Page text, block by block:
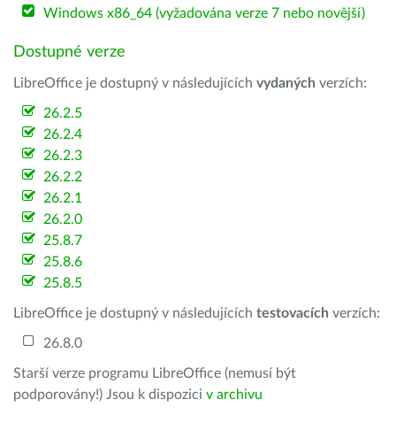
Windows x86_64 (vyžadována verze 7 nebo novější)
Dostupné verze
LibreOffice je dostupný v následujících vydaných verzích:
26.2.5
26.2.4
26.2.3
26.2.2
26.2.1
26.2.0
25.8.7
25.8.6
25.8.5
LibreOffice je dostupný v následujících testovacích verzích:
26.8.0
Starší verze programu LibreOffice (nemusí být
podporovány!) Jsou k dispozici v archivu